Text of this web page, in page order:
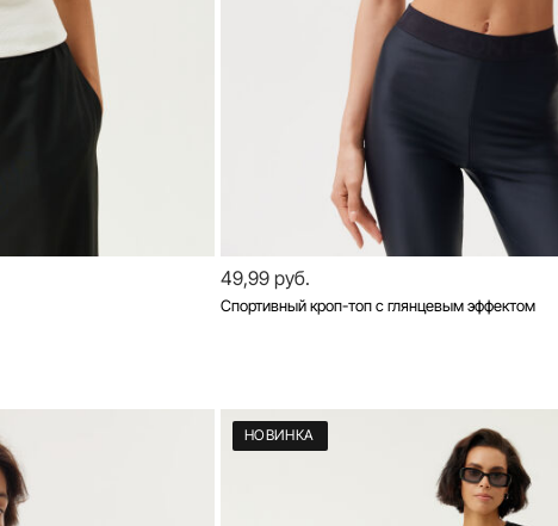
49,99 руб.
Спортивный кроп-топ с глянцевым эффектом
НОВИНКА